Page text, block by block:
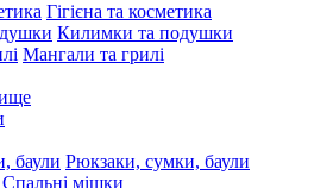
Гігієна та косметика
Килимки та подушки
Мангали та грилі
Рюкзаки, сумки, баули
Спальні мішки